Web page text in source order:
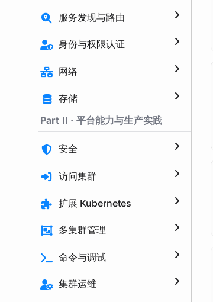
服务发现与路由
身份与权限认证
网络
存储
Part II · 平台能力与生产实践
安全
访问集群
扩展 Kubernetes
多集群管理
命令与调试
集群运维